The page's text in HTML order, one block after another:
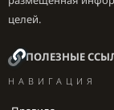
контейнер,
открытый
ситуации
танцев с
целей.
ПОЛЕЗНЫЕ
НАВИГАЦИЯ